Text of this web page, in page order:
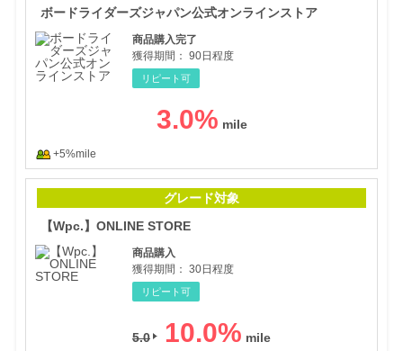
ボードライダーズジャパン公式オンラインストア
商品購入完了
獲得期間： 90日程度
リピート可
3.0%
+5%mile
グレード対象
【Wpc.】ONLINE STORE
商品購入
獲得期間： 30日程度
リピート可
5.0 10.0%